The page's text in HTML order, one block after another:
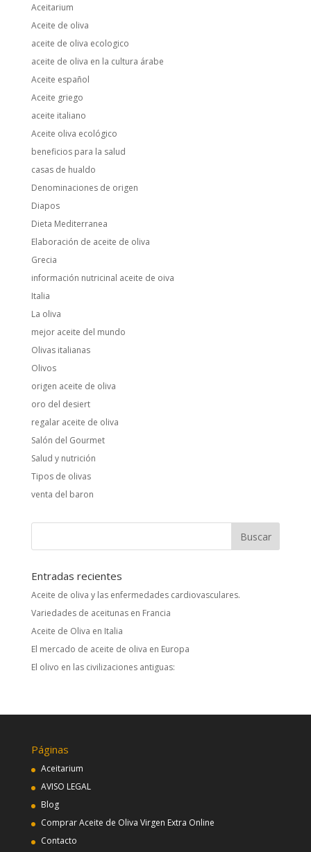
Aceitarium
Aceite de oliva
aceite de oliva ecologico
aceite de oliva en la cultura árabe
Aceite español
Aceite griego
aceite italiano
Aceite oliva ecológico
beneficios para la salud
casas de hualdo
Denominaciones de origen
Diapos
Dieta Mediterranea
Elaboración de aceite de oliva
Grecia
información nutricinal aceite de oiva
Italia
La oliva
mejor aceite del mundo
Olivas italianas
Olivos
origen aceite de oliva
oro del desiert
regalar aceite de oliva
Salón del Gourmet
Salud y nutrición
Tipos de olivas
venta del baron
Entradas recientes
Aceite de oliva y las enfermedades cardiovasculares.
Variedades de aceitunas en Francia
Aceite de Oliva en Italia
El mercado de aceite de oliva en Europa
El olivo en las civilizaciones antiguas:
Páginas
Aceitarium
AVISO LEGAL
Blog
Comprar Aceite de Oliva Virgen Extra Online
Contacto